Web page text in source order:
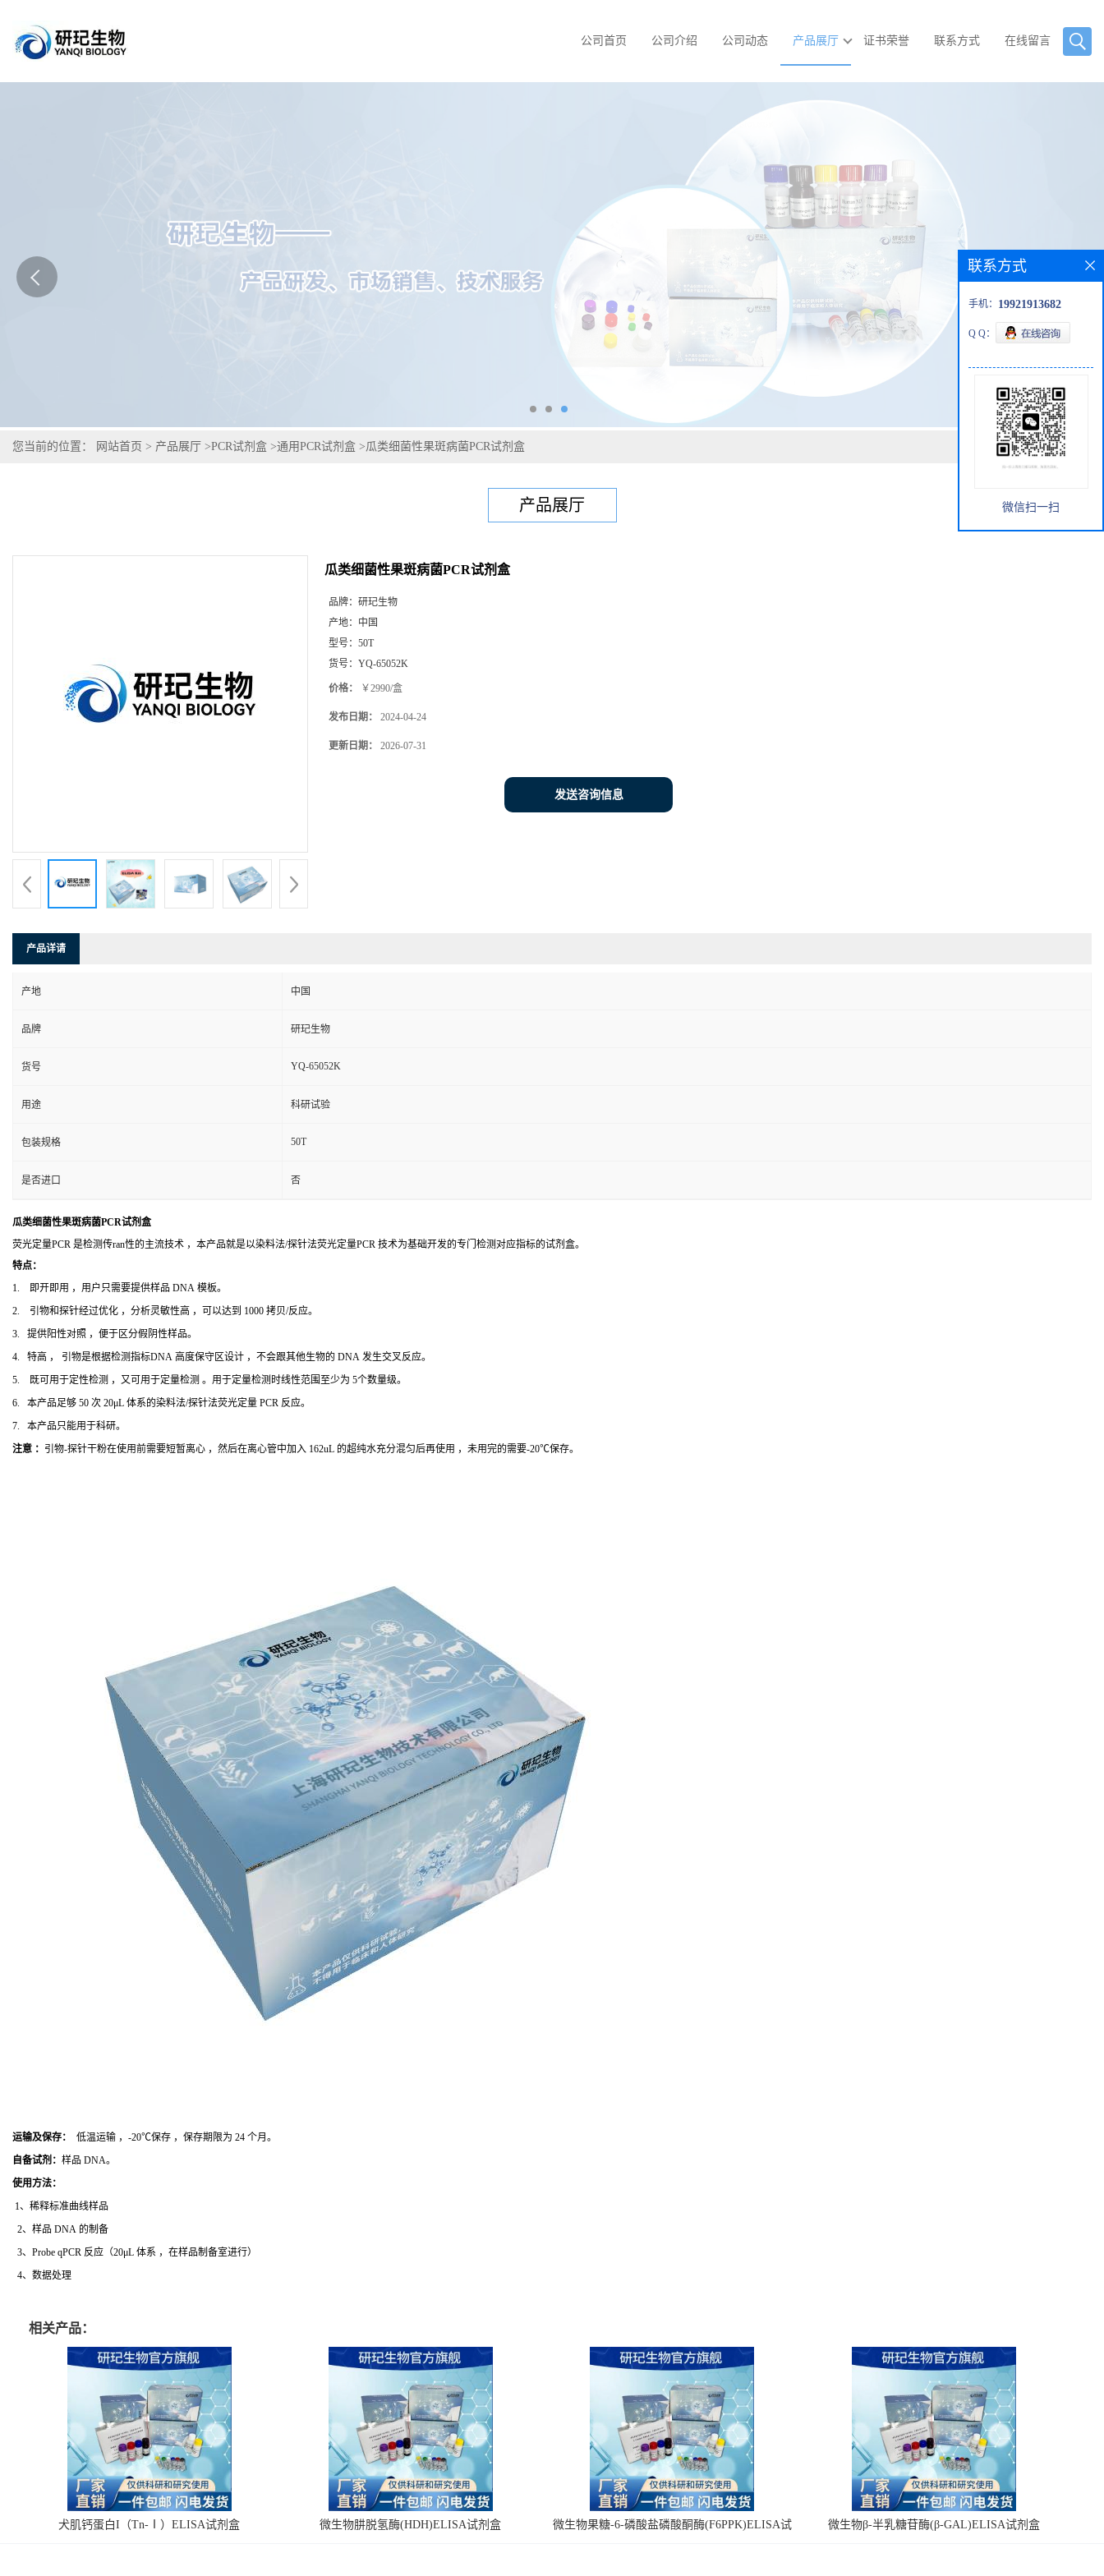
公司首页 公司介绍 公司动态 产品展厅 证书荣誉 联系方式 在线留言
您当前的位置： 网站首页 > 产品展厅 >PCR试剂盒 >通用PCR试剂盒 >瓜类细菌性果斑病菌PCR试剂盒
产品展厅
瓜类细菌性果斑病菌PCR试剂盒
品牌： 研玘生物
产地： 中国
型号： 50T
货号： YQ-65052K
价格： ￥2990/盒
发布日期： 2024-04-24
更新日期： 2026-07-31
发送咨询信息
产品详请
产地 中国
品牌 研玘生物
货号 YQ-65052K
用途 科研试验
包装规格 50T
是否进口 否
瓜类细菌性果斑病菌PCR试剂盒
荧光定量PCR 是检测传ran性的主流技术 ，本产品就是以染料法/探针法荧光定量PCR 技术为基础开发的专门检测对应指标的试剂盒。
特点：
1. 即开即用 ，用户只需要提供样品 DNA 模板。
2. 引物和探针经过优化 ，分析灵敏性高 ，可以达到 1000 拷贝/反应。
3. 提供阳性对照 ，便于区分假阴性样品。
4. 特高 ， 引物是根据检测指标DNA 高度保守区设计 ，不会跟其他生物的 DNA 发生交叉反应。
5. 既可用于定性检测 ，又可用于定量检测 。用于定量检测时线性范围至少为 5个数量级。
6. 本产品足够 50 次 20μL 体系的染料法/探针法荧光定量 PCR 反应。
7. 本产品只能用于科研。
注意 ： 引物-探针干粉在使用前需要短暂离心 ，然后在离心管中加入 162uL 的超纯水充分混匀后再使用 ，未用完的需要-20℃保存。
运输及保存：
低温运输 ，-20℃保存 ，保存期限为 24 个月。
自备试剂： 样品 DNA。
使用方法：
1、稀释标准曲线样品
2、样品 DNA 的制备
3、Probe qPCR 反应（20μL 体系 ，在样品制备室进行）
4、数据处理
相关产品：
犬肌钙蛋白I（Tn-Ⅰ）ELISA试剂盒 微生物肼脱氢酶(HDH)ELISA试剂盒
微生物果糖-6-磷酸盐磷酸酮酶(F6PPK)ELISA试
微生物β-半乳糖苷酶(β-GAL)ELISA试剂盒
联系方式
手机： 19921913682
Q Q：
微信扫一扫